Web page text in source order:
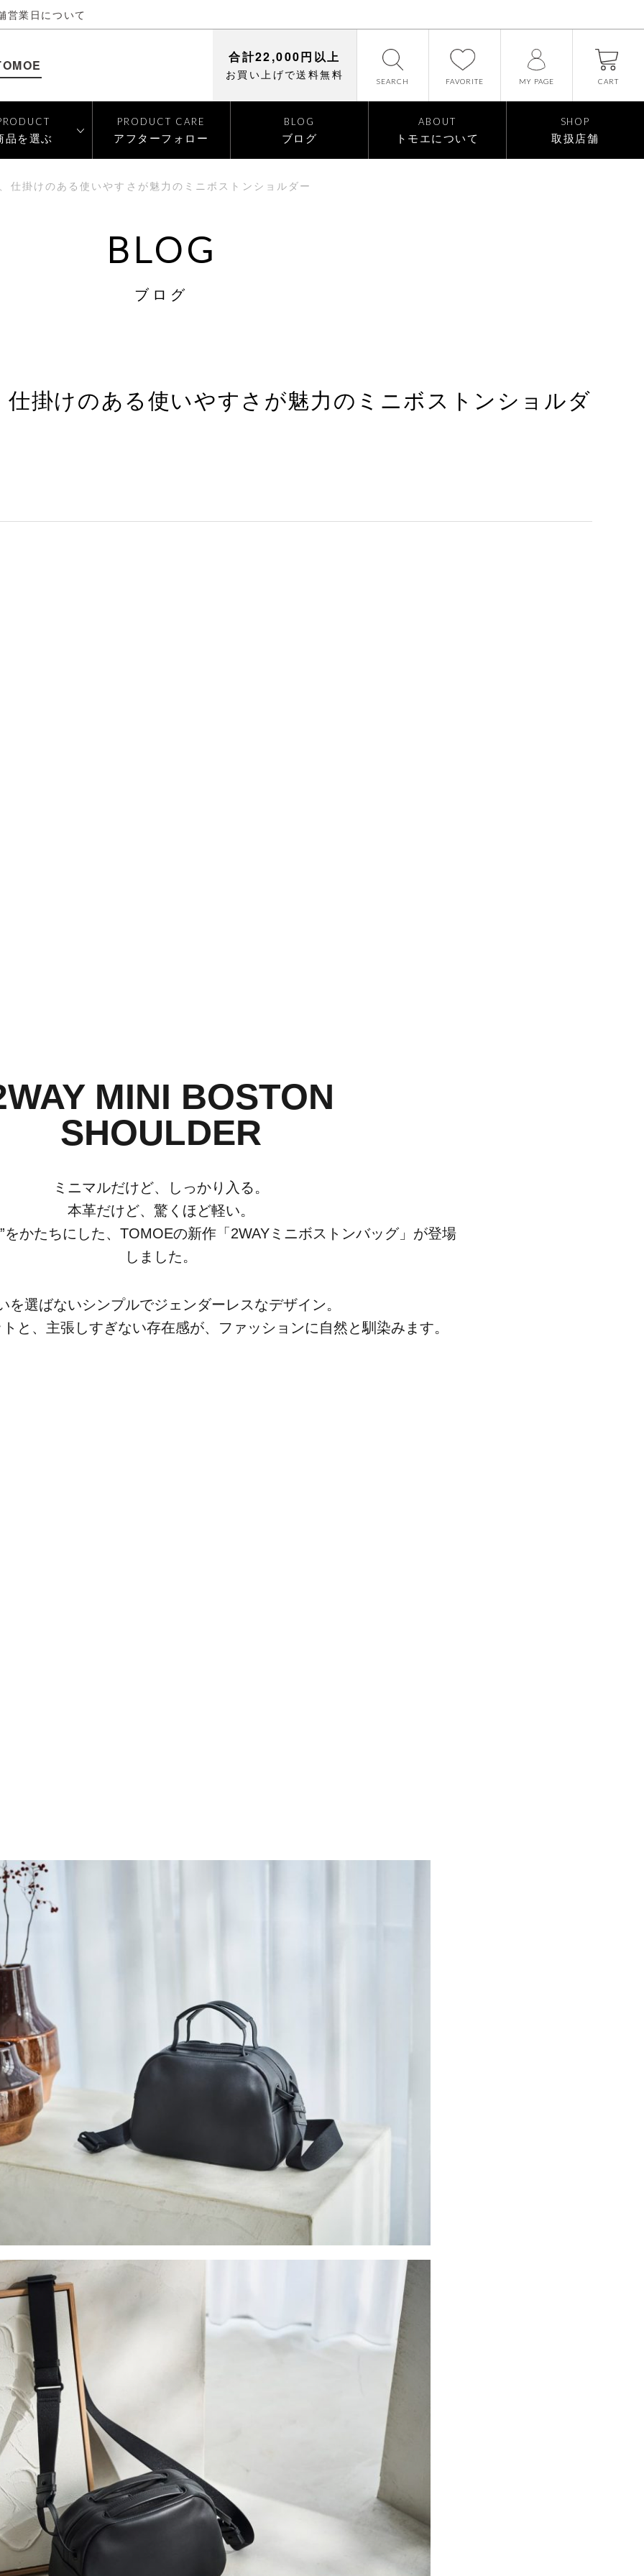
営業日について
合計22,000円以上
お買い上げで送料無料 SEARCH FAVORITE MY PAGE CART
品を選ぶ
PRODUCT CARE
アフターフォロー
BLOG
ブログ
ABOUT
トモエについて
SHOP
取扱店舗
仕掛けのある使いやすさが魅力のミニボストンショルダー
BLOG
ブログ
掛けのある使いやすさが魅力のミニボストンショルダ
MINI BOSTON
SHOULDER
ミニマルだけど、しっかり入る。
本革だけど、驚くほど軽い。
をかたちにした、TOMOEの新作「2WAYミニボストンバッグ」が登場
しました。
を選ばないシンプルでジェンダーレスなデザイン。
と、主張しすぎない存在感が、ファッションに自然と馴染みます。